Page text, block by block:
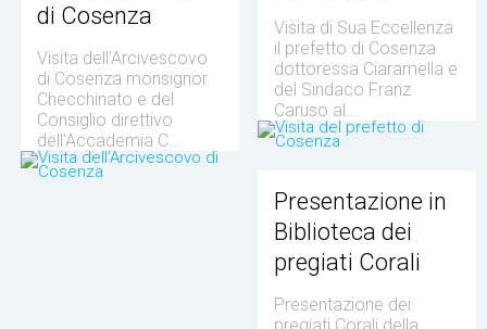
di Cosenza
Visita dell’Arcivescovo
di Cosenza monsignor
Checchinato e del
Consiglio direttivo
dell’Accademia C...
Visita di Sua Eccellenza
il prefetto di Cosenza
dottoressa Ciaramella e
del Sindaco Franz
Caruso al...
Presentazione in
Biblioteca dei
pregiati Corali
Presentazione dei